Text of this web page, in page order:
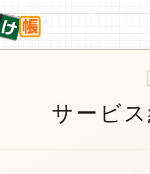
サービ